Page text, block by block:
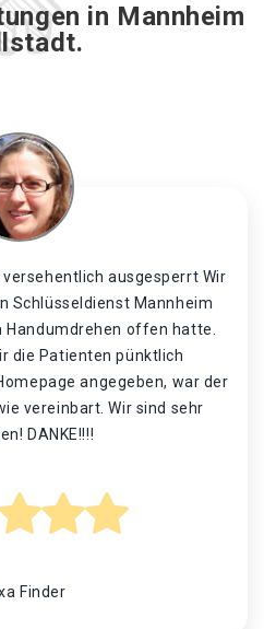
in Mannheim
ausgesperrt Wir
Schlüsseldienst Mannheim
Handumdrehen offen hatte.
die Patienten pünktlich
angegeben, war der
vereinbart. Wir sind sehr
DANKE!!!!
Finder